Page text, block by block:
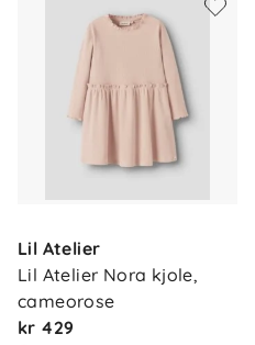
Lil Atelier
Lil Atelier Nora kjole,
cameorose
kr 429
Våre butikker
Vårt samfunnsansvar
Jobbe i Barnas Hus
Frakt og levering
Retur og reklamasjon